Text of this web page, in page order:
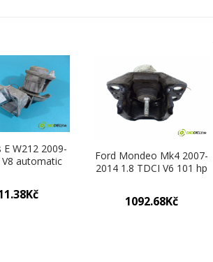
E W212 2009-
V8 automatic
motoru)
Ford Mondeo Mk4 2007-
2014 1.8 TDCI V6 101 hp
motora (Držáky motoru)
1092.68Kč